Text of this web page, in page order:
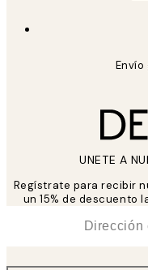
UNETE A
Regístrate para recibir
un 15% de descuento